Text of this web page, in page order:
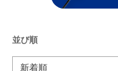
並び順